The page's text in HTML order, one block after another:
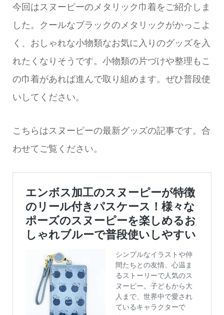
今回はスヌーピーのメタリック巾着をご紹介しま
した。クールなブラックのメタリックがかっこよ
く、おしゃれな小物類なお気に入りのグッズを入
れたくなりそうです。小物類の片づけや整理もこ
の巾着があれば進んで取り組めます。ぜひ普段使
いしてください。
こちらはスヌーピーの最新グッズの記事です。合
わせてご覧ください。